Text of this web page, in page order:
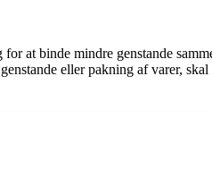
at binde mindre genstande
eller pakning af varer,